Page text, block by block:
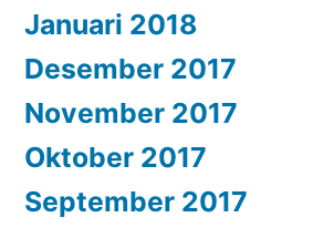
Januari 2018
Desember 2017
November 2017
Oktober 2017
September 2017